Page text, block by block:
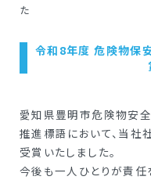
た
令和8年度 危険物保
愛知県豊明市危険物安
推進標語において、当
受賞いたしました。
今後も一人ひとりが責任